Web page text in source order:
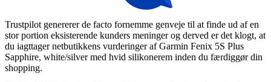
Trustpilot genererer de facto fornemme genveje til at finde ud af en
stor portion eksisterende kunders meninger og derved er det klogt, at
du iagttager netbutikkens vurderinger af Garmin Fenix 5S Plus
Sapphire, white/silver med hvid silikonerem inden du færdiggør din
shopping.